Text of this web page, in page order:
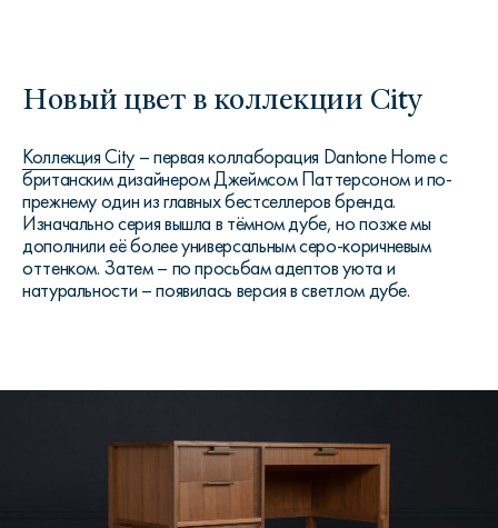
Новый цвет в коллекции City
Коллекция City– первая коллаборация Dantone Home с
британским дизайнером Джеймсом Паттерсоном и по-
прежнему один из главных бестселлеров бренда.
Изначально серия вышла в тёмном дубе, но позже мы
дополнили её более универсальным серо-коричневым
оттенком. Затем – по просьбам адептов уюта и
натуральности – появилась версия в светлом дубе.